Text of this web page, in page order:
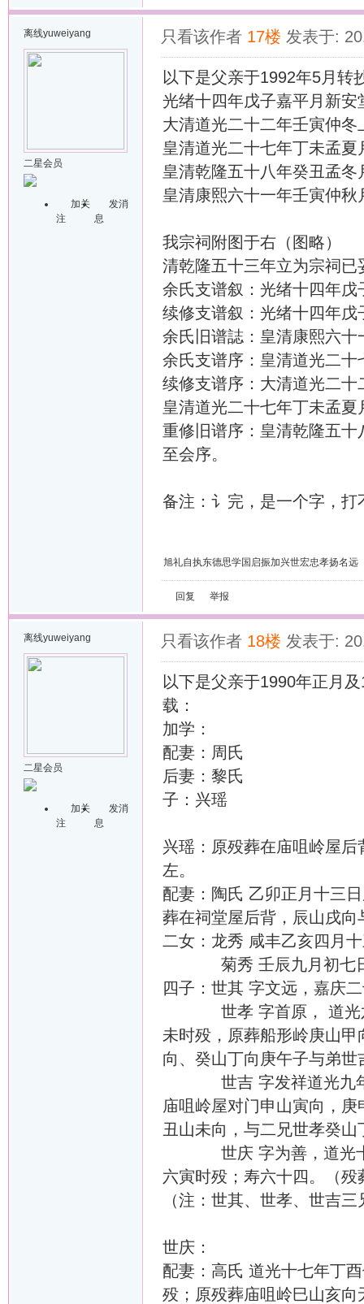
离线yuweiyang
二星会员
加关
注
发消
息
只看该作者 17楼 发表于:
以下是父亲于1992年5月转
光绪十四年戊子嘉平月新安
大清道光二十二年壬寅仲冬
皇清道光二十七年丁未孟夏
皇清乾隆五十八年癸丑孟冬
皇清康熙六十一年壬寅仲秋
我宗祠附图于右（图略）
清乾隆五十三年立为宗祠
余氏支谱叙：光绪十四年
续修支谱叙：光绪十四年
余氏旧谱誌：皇清康熙六
余氏支谱序：皇清道光二
续修支谱序：大清道光二
皇清道光二十七年丁未孟
重修旧谱序：皇清乾隆五
至会序。
备注：讠完，是一个字，打
旭礼自执东德思学国启振加兴世宏忠孝扬名远
回复 举报
离线yuweiyang
二星会员
加关
注
发消
息
只看该作者 18楼 发表于:
以下是父亲于1990年正月
载：
加学：
配妻：周氏
后妻：黎氏
子：兴瑶
兴瑶：原殁葬在庙咀岭屋
左。
配妻：陶氏 乙卯正月十三
葬在祠堂屋后背，辰山戌向
二女：龙秀 咸丰乙亥四月
菊秀 壬辰九月初七
四子：世其 字文远，嘉庆
世孝 字首原， 道光六
未时殁，原葬船形岭庚山
向、癸山丁向庚午子与弟世
世吉 字发祥道光九年己
庙咀岭屋对门申山寅向，
丑山未向，与二兄世孝癸
世庆 字为善，道光十四
六寅时殁；寿六十四。（
（注：世其、世孝、世吉
世庆：
配妻：高氏 道光十七年丁
殁；原殁葬庙咀岭巳山亥